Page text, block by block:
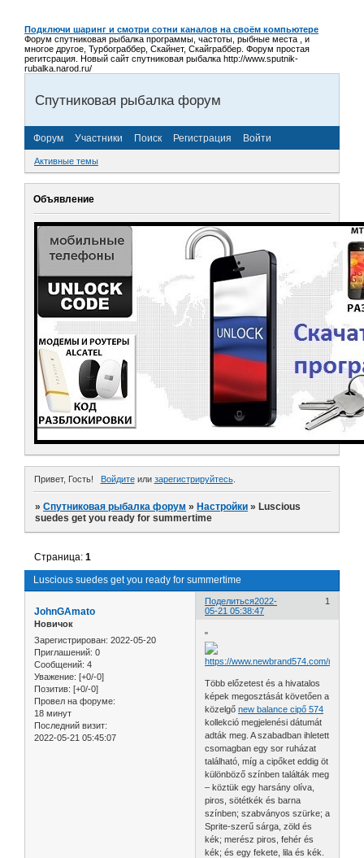
Подключи шаринг и смотри сотни каналов на своём компьютере
Форум спутниковая рыбалка программы, частоты, рыбные места , и
многое другое, Турбограббер, Скайнет, Скайграббер. Форум простая
регитсрация. Новый сайт спутниковая рыбалка http://www.sputnik-
rubalka.narod.ru/
Спутниковая рыбалка форум
Форум Участники Поиск Регистрация Войти
Активные темы
Объявление
Привет, Гость! Войдитеили зарегистрируйтесь.
»Спутниковая рыбалка форум » Настройки » Luscious
suedes get you ready for summertime
Luscious suedes get you ready for summertime
Страница:1
Поделиться 1
2022-
05-21 05:38:47
JohnGAmato
Новичок
Зарегистрирован: 2022-05-20
Приглашений: 0
Сообщений: 4
Уважение: [+0/-0]
Позитив: [+0/-0]
Провел на форуме:
18 минут
Последний визит:
2022-05-21 05:45:07
"
Több előzetest és a hivatalos
képek megosztását követően a
közelgőnew balance cipő 574
kollekció megjelenési dátumát
adták meg. A szabadban ihletett
csomagban egy sor ruházat
található, míg a cipőket eddig öt
különböző színben találták meg
– köztük egy harsány olíva,
piros, sötétkék és barna
színben; szabványos szürke; a
Sprite-szerű sárga, zöld és
kék; merész piros, fehér és
kék; és egy fekete, lila és kék.